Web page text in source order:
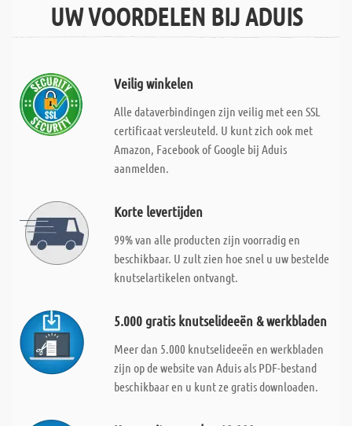
UW VOORDELEN BIJ ADUIS
Veilig winkelen
Alle dataverbindingen zijn veilig met een SSL
certificaat versleuteld. U kunt zich ook met
Amazon, Facebook of Google bij Aduis
aanmelden.
Korte levertijden
99% van alle producten zijn voorradig en
beschikbaar. U zult zien hoe snel u uw bestelde
knutselartikelen ontvangt.
5.000 gratis knutselideeën & werkbladen
Meer dan 5.000 knutselideeën en werkbladen
zijn op de website van Aduis als PDF-bestand
beschikbaar en u kunt ze gratis downloaden.